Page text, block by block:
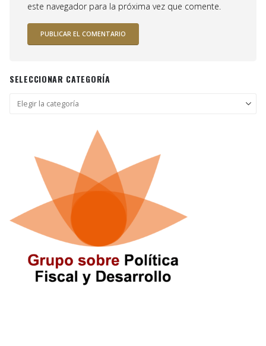
este navegador para la próxima vez que comente.
SELECCIONAR CATEGORÍA
Seleccionar
categoría